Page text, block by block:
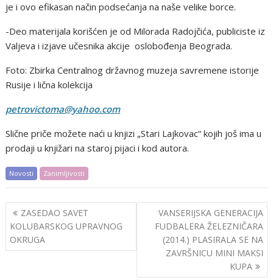
je i ovo efikasan način podsećanja na naše velike borce.
-Deo materijala korišćen je od Milorada Radojčića, publiciste iz
Valjeva i izjave učesnika akcije oslobođenja Beograda.
Foto: Zbirka Centralnog državnog muzeja savremene istorije
Rusije i lična kolekcija
petrovictoma@yahoo.com
Slične priče možete naći u knjizi „Stari Lajkovac“ kojih još ima u
prodaji u knjižari na staroj pijaci i kod autora.
Novosti Zanimljivosti
Post
navigation
ZASEDAO SAVET
KOLUBARSKOG UPRAVNOG
OKRUGA
VANSERIJSKA GENERACIJA
FUDBALERA ŽELEZNIČARA
(2014.) PLASIRALA SE NA
ZAVRŠNICU MINI MAKSI
KUPA